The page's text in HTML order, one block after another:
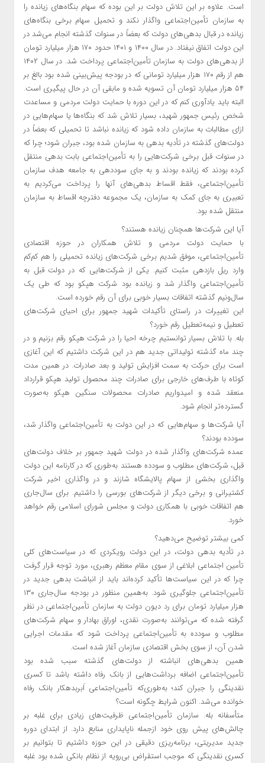
است. علاوه بر این تلاش دولت بر این بوده که سهام بنگاه‌های زیانده را
به سازمان تأمین‌اجتماعی واگذار نکند و تحمیل سهام برخی بنگاه‌های
زیانده در قبال بدهی‌های دولت که بعضاً در سنوات گذشته انجام می‌شد در
این دولت اتفاق نیفتاد. در سال ۱۴۰۰ و ۱۴۰۱ حدود ۱۷۰ هزار میلیارد تومان
از بدهی‌های دولت به سازمان تأمین‌اجتماعی پرداخت شد. در سال ۱۴۰۲
هم از رقم ۱۷۰ هزار میلیارد تومانی که در بودجه پیش‌بینی شده بود بالغ بر
۵۴ هزار میلیارد تومان آن تسویه شده و مابقی آن در حال پیگیری است.
البته باید یادآوری کنم که در این دوره با حمایت دولت مردمی و مساعدت
شخص رئیس جمهور شهید، بسیار تلاش شد که بنگاه‌ها یا سهام‌هایی در
ازای مطالبات به سازمان داده شود که زیانده نباشد تا تحمیلی که بعضاً در
دولت‌های گذشته در تأدیه بدهی به سازمان شده بود، جبران شود؛ چرا که
در سنوات قبل برخی شرکت‌هایی را به تأمین‌اجتماعی بابت بدهی منتقل
کرده بودند که زیانده بودند و به جای سوددهی به جامعه هدف سازمان
تأمین‌اجتماعی، فقط اقساط بدهی‌های آنها را پرداخت می‌کردیم به
تعبیری به جای کمک به سازمان، یک مجموعه دفترچه اقساط به سازمان
منتقل شده بود.
آیا این شرکت‌ها همچنان زیانده هستند؟
با حمایت دولت مردمی و تلاش همکاران در حوزه اقتصادی
تأمین‌اجتماعی، موفق شدیم برخی شرکت‌های زیانده تحمیلی را هم کم‌کم
وارد ریل بازدهی مثبت کنیم. یکی از شرکت‌هایی که در دولت قبل به
تأمین‌اجتماعی واگذار شد و زیانده بود شرکت هپکو بود که طی یک
سال‌ونیم گذشته اتفاقات بسیار خوبی برای آن رقم خورده است.
این تغییرات در راستای تأکیدات شهید جمهور برای احیای شرکت‌های
تعطیل و نیمه‌تعطیل رقم خورد؟
بله. با تلاش بسیار توانستیم چرخه احیا را در شرکت هپکو رقم بزنیم و در
چند ماه گذشته تولیداتی جدید هم در این شرکت داشتیم که این آغازی
است برای حرکت به سمت افزایش تولید و بعد صادرات. در همین مدت
کوتاه با طرف‌های خارجی برای صادرات چند محصول تولید هپکو قرارداد
منعقد شده و امیدواریم صادرات محصولات سنگین هپکو به‌صورت
گسترده‌تر انجام شود.
آیا شرکت‌ها و سهام‌هایی که در این دولت به تأمین‌اجتماعی واگذار شد،
سودده بودند؟
عمده شرکت‌های واگذار شده در دولت شهید جمهور بر خلاف دولت‌های
قبل، شرکت‌های مطلوب و سودده هستند به‌طوری که در کارنامه این دولت
واگذاری بخشی از سهام پالایشگاه شازند و در واگذاری اخیر شرکت
کشتیرانی و برخی دیگر از شرکت‌های بورسی را داشتیم. برای سال‌جاری
هم اتفاقات خوبی با همکاری دولت و مجلس شورای اسلامی رقم خواهد
خورد.
کمی بیشتر توضیح می‌دهید؟
در تأدیه بدهی دولت، در این دولت رویکردی که در سیاست‌های کلی
تأمین‌ اجتماعی ابلاغی از سوی مقام معظم رهبری، مورد توجه قرار گرفت
چرا که در این سیاست‌ها تأکید کرده‌اند باید از انباشت بدهی جدید در
تأمین‌اجتماعی جلوگیری شود. به‌همین منظور در بودجه سال‌جاری ۱۳۰
هزار میلیارد تومان برای رد دیون دولت به سازمان تأمین‌اجتماعی در نظر
گرفته شده که می‌توانند به‌صورت نقدی، اوراق بهادار و سهام شرکت‌های
مطلوب و سودده به تأمین‌اجتماعی پرداخت شود که مقدمات اجرایی
شدن آن، از سوی بخش اقتصادی سازمان آغاز شده است.
همین بدهی‌های انباشته از دولت‌های گذشته سبب شده بود
تأمین‌اجتماعی اضافه برداشت‌هایی از بانک رفاه داشته باشد تا کسری
نقدینگی را جبران کند؛ به‌طوری‌که تأمین‌اجتماعی اَبربدهکار بانک رفاه
خوانده می‌شد. اکنون شرایط چگونه است؟
متأسفانه بله. سازمان تأمین‌اجتماعی ظرفیت‌های زیادی برای غلبه بر
چالش‌های پیش روی خود ازجمله ناپایداری منابع دارد. از ابتدای دوره
جدید مدیریتی، برنامه‌ریزی دقیقی در این حوزه داشتیم تا بتوانیم بر
کسری نقدینگی که موجب استقراض بی‌رویه از نظام بانکی شده بود غلبه